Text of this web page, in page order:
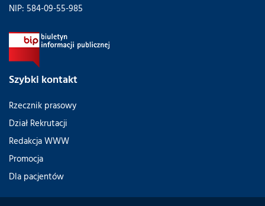
NIP: 584-09-55-985
Szybki kontakt
Rzecznik prasowy
Dział Rekrutacji
Redakcja WWW
Promocja
Dla pacjentów